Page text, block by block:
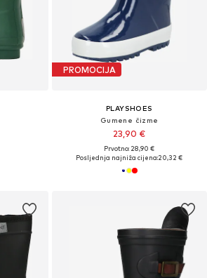
PROMOCIJA
PLAYSHOES
Gumene čizme
23,90 €
Prvotno: 28,90 €
Posljednja najniža cijena:20,32 €